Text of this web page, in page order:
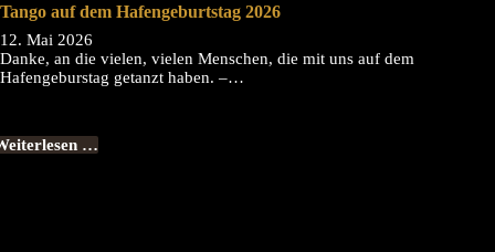
Tango auf dem Hafengeburtstag 2026
12. Mai 2026
Danke, an die vielen, vielen Menschen, die mit uns auf dem
Hafengeburstag getanzt haben. –…
…